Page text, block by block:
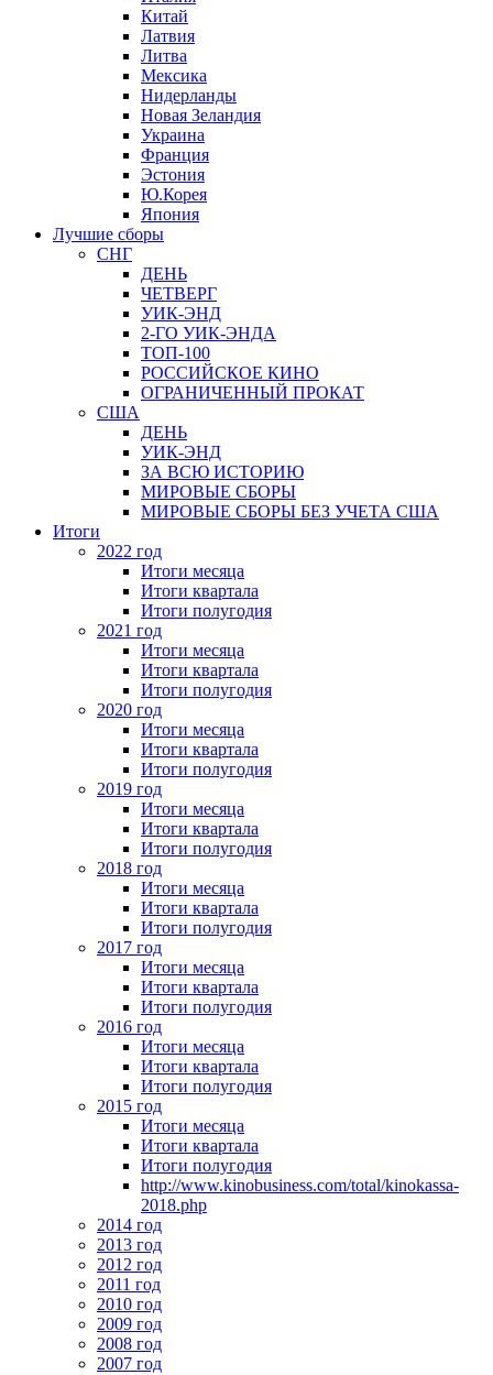
Китай
Латвия
Литва
Мексика
Нидерланды
Новая Зеландия
Украина
Франция
Эстония
Ю.Корея
Япония
Лучшие сборы
СНГ
ДЕНЬ
ЧЕТВЕРГ
УИК-ЭНД
2-ГО УИК-ЭНДА
ТОП-100
РОССИЙСКОЕ КИНО
ОГРАНИЧЕННЫЙ ПРОКАТ
США
ДЕНЬ
УИК-ЭНД
ЗА ВСЮ ИСТОРИЮ
МИРОВЫЕ СБОРЫ
МИРОВЫЕ СБОРЫ БЕЗ УЧЕТА США
Итоги
2022 год
Итоги месяца
Итоги квартала
Итоги полугодия
2021 год
Итоги месяца
Итоги квартала
Итоги полугодия
2020 год
Итоги месяца
Итоги квартала
Итоги полугодия
2019 год
Итоги месяца
Итоги квартала
Итоги полугодия
2018 год
Итоги месяца
Итоги квартала
Итоги полугодия
2017 год
Итоги месяца
Итоги квартала
Итоги полугодия
2016 год
Итоги месяца
Итоги квартала
Итоги полугодия
2015 год
Итоги месяца
Итоги квартала
Итоги полугодия
http://www.kinobusiness.com/total/kinokassa-
2018.php
2014 год
2013 год
2012 год
2011 год
2010 год
2009 год
2008 год
2007 год